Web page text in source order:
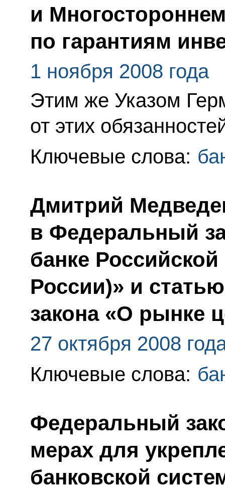
и
по гарантиям
1 ноября 2008 года
Этим же Указом
от этих
Ключевые слова:
Дмитрий
в Федеральный
банке
России)» и
закона «О рынке
27 октября 2008
Ключевые слова:
Федеральный
мерах для
банковской